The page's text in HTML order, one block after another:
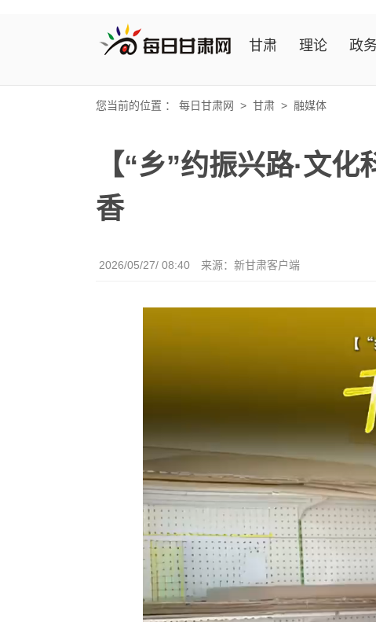
甘肃 理论 政务
您当前的位置 ： 每日甘肃网 > 甘肃 > 融媒体
【“乡”约振兴路·文
香
2026/05/27/ 08:40 来源：新甘肃客户端